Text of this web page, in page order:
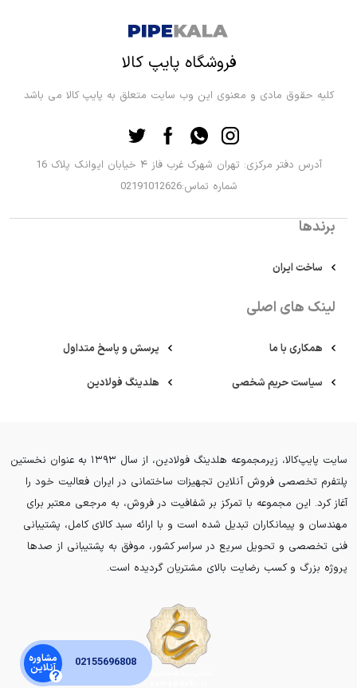
فروشگاه پایپ کالا
کلیه حقوق مادی و معنوی این وب سایت متعلق به پایپ کالا می باشد
آدرس دفتر مرکزی: تهران شهرک غرب فاز ۴ خیابان ایوانک پلاک 16
شماره تماس:02191012626
برندها
ساخت ایران
لینک های اصلی
همکاری با ما پرسش و پاسخ متداول
سیاست حریم شخصی هلدینگ فولادین
سایت پایپ‌کالا، زیرمجموعه هلدینگ فولادین، از سال ۱۳۹۳ به عنوان نخستین
پلتفرم تخصصی فروش آنلاین تجهیزات ساختمانی در ایران فعالیت خود را
آغاز کرد. این مجموعه با تمرکز بر شفافیت در فروش، به مرجعی معتبر برای
مهندسان و پیمانکاران تبدیل شده است و با ارائه سبد کالای کامل، پشتیبانی
فنی تخصصی و تحویل سریع در سراسر کشور، موفق به پشتیبانی از صدها
پروژه بزرگ و کسب رضایت بالای مشتریان گردیده است.
مشاوره
آنلاین 02155696808